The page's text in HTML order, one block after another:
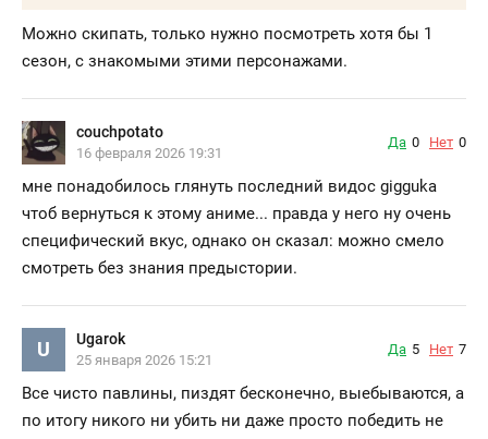
Можно скипать, только нужно посмотреть хотя бы 1
сезон, с знакомыми этими персонажами.
couchpotato
16 февраля 2026 19:31
Да 0 Нет 0
мне понадобилось глянуть последний видос gigguka
чтоб вернуться к этому аниме... правда у него ну очень
специфический вкус, однако он сказал: можно смело
смотреть без знания предыстории.
U Ugarok
25 января 2026 15:21
Да 5 Нет 7
Все чисто павлины, пиздят бесконечно, выебываются, а
по итогу никого ни убить ни даже просто победить не